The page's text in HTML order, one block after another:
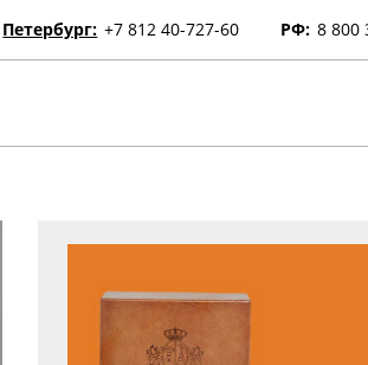
Петербург: +7 812 40-727-60 РФ: 8 800